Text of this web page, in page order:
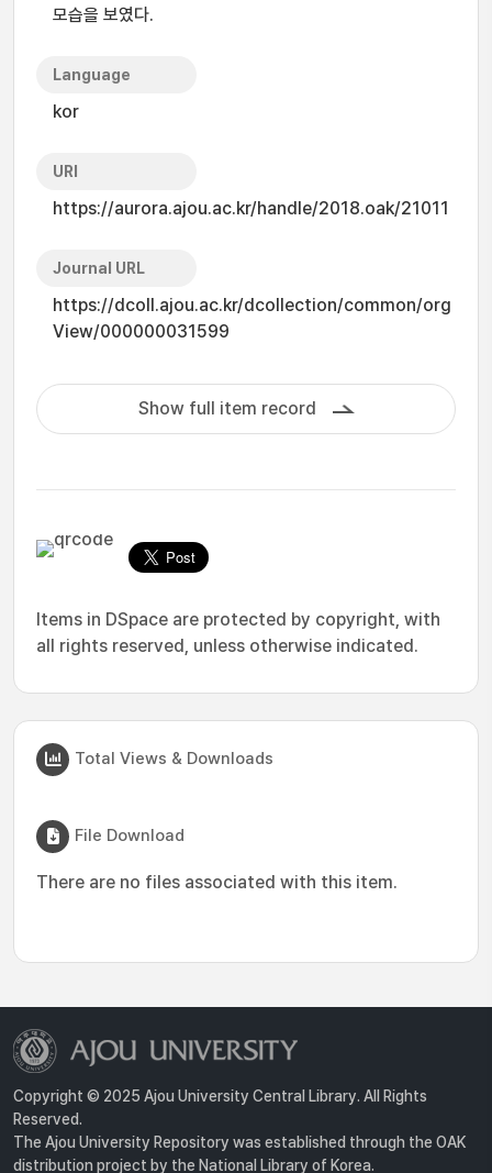
모습을 보였다.
Language
kor
URI
https://aurora.ajou.ac.kr/handle/2018.oak/21011
Journal URL
https://dcoll.ajou.ac.kr/dcollection/common/org
View/000000031599
Show full item record
Items in DSpace are protected by copyright, with
all rights reserved, unless otherwise indicated.
Total Views & Downloads
File Download
There are no files associated with this item.
Copyright © 2025 Ajou University Central Library. All Rights
Reserved.
The Ajou University Repository was established through the OAK
distribution project by the National Library of Korea.